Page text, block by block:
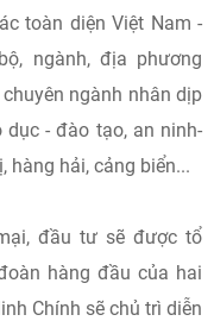
toàn diện Việt Nam -
ngành, địa phương
ngành nhân dịp
- đào tạo, an ninh-
hàng hải, cảng biển...
đầu tư sẽ được tổ
hàng đầu của hai
Chính sẽ chủ trì diễn